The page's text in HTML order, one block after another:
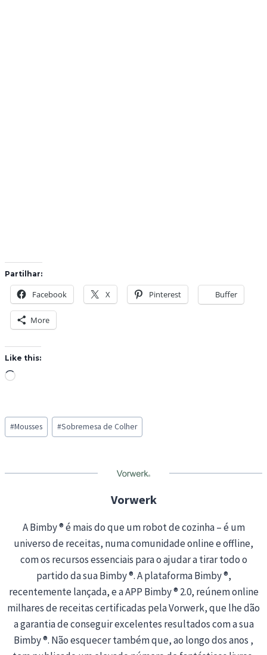
Partilhar:
Facebook X Pinterest Buffer
More
Like this:
L
d
i
g
Post
Tags:
#Mousses #Sobremesa de Colher
Vorwerk
A Bimby ® é mais do que um robot de cozinha – é um
universo de receitas, numa comunidade online e offline,
com os recursos essenciais para o ajudar a tirar todo o
partido da sua Bimby ®. A plataforma Bimby ®,
recentemente lançada, e a APP Bimby ® 2.0, reúnem online
milhares de receitas certificadas pela Vorwerk, que lhe dão
a garantia de conseguir excelentes resultados com a sua
Bimby ®. Não esquecer também que, ao longo dos anos ,